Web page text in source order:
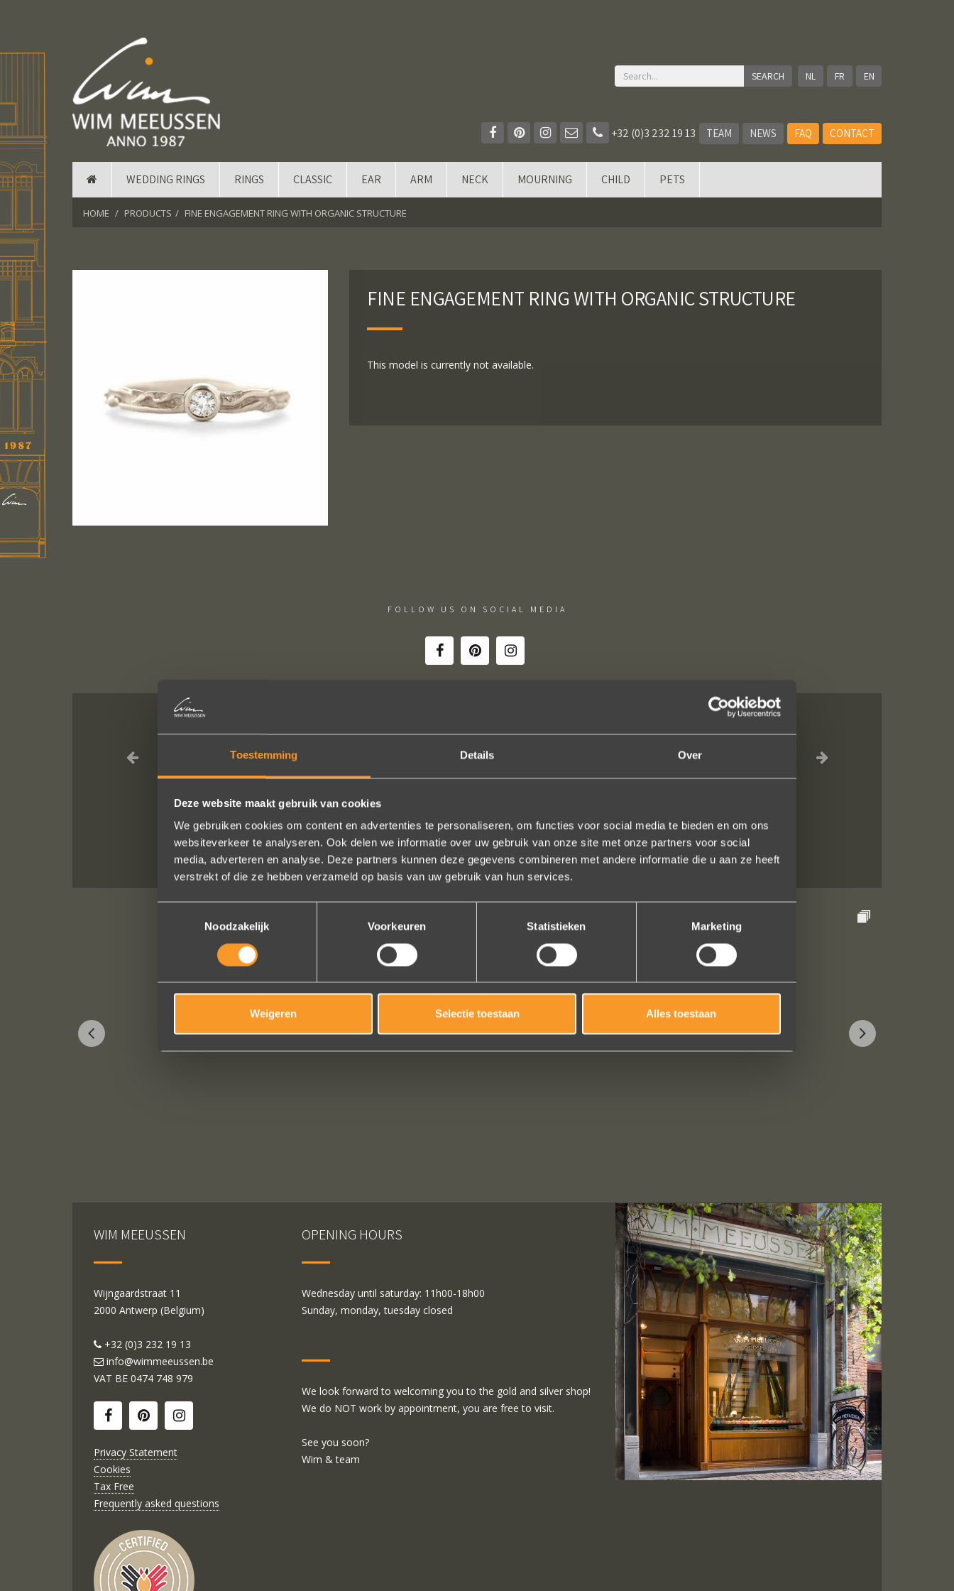
Toestemming Details Over
Deze website maakt gebruik van cookies
We gebruiken cookies om content en advertenties te personaliseren, om functies voor social media te bieden en om ons
websiteverkeer te analyseren. Ook delen we informatie over uw gebruik van onze site met onze partners voor social
media, adverteren en analyse. Deze partners kunnen deze gegevens combineren met andere informatie die u aan ze heeft
verstrekt of die ze hebben verzameld op basis van uw gebruik van hun services.
Noodzakelijk
Voorkeuren Statistieken Marketing
Weigeren Selectie toestaan Alles toestaan
NL FR EN
+32 (0)3 232 19 13 TEAM NEWS FAQ CONTACT
WEDDING RINGS RINGS CLASSIC EAR ARM NECK MOURNING CHILD PETS
HOME PRODUCTS FINE ENGAGEMENT RING WITH ORGANIC STRUCTURE
FINE ENGAGEMENT RING WITH ORGANIC STRUCTURE
This model is currently not available.
FOLLOW US ON SOCIAL MEDIA
Sieraden online besteld: de ring is subliem! Zoals altijd! Het maakt mijn verzameling compleet ??
Ik dank het hele team hartelijk voor dit prachtige juweeltje, en ook voor jullie vriendelijkheid tijdens
onze gesprekken!
Bekijk al onze reviews
WIM MEEUSSEN
Wijngaardstraat 11
2000 Antwerp (Belgium)
+32 (0)3 232 19 13
info@wimmeeussen.be
VAT BE 0474 748 979
Privacy Statement
Cookies
Tax Free
Frequently asked questions
OPENING HOURS
Wednesday until saturday: 11h00-18h00
Sunday, monday, tuesday closed
We look forward to welcoming you to the gold and silver shop!
We do NOT work by appointment, you are free to visit.
See you soon?
Wim & team